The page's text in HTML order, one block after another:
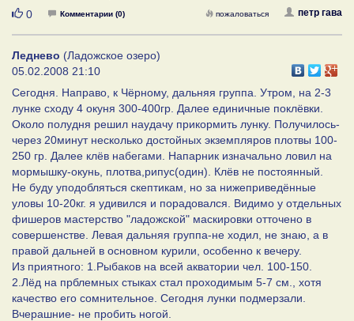
Нравится
0 Комментарии (0) петр гава
пожаловаться
Леднево (Ладожское озеро)
05.02.2008 21:10
Сегодня. Направо, к Чёрному, дальняя группа. Утром, на 2-3
лунке сходу 4 окуня 300-400гр. Далее единичные поклёвки.
Около полудня решил наудачу прикормить лунку. Получилось-
через 20минут несколько достойных экземпляров плотвы 100-
250 гр. Далее клёв набегами. Напарник изначально ловил на
мормышку-окунь, плотва,рипус(один). Клёв не постоянный.
Не буду уподобляться скептикам, но за нижеприведённые
уловы 10-20кг. я удивился и порадовался. Видимо у отдельных
фишеров мастерство "ладожской" маскировки отточено в
совершенстве. Левая дальняя группа-не ходил, не знаю, а в
правой дальней в основном курили, особенно к вечеру.
Из приятного: 1.Рыбаков на всей акватории чел. 100-150.
2.Лёд на прблемных стыках стал проходимым 5-7 см., хотя
качество его сомнительное. Сегодня лунки подмерзали.
Вчерашние- не пробить ногой.